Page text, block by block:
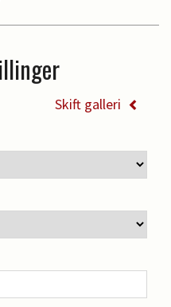
Skift galleri